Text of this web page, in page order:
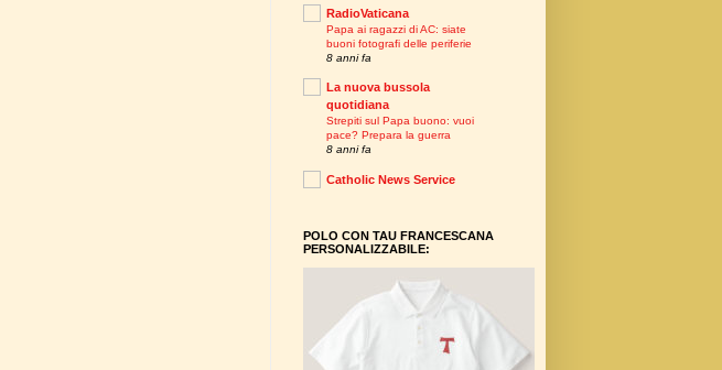
RadioVaticana
Papa ai ragazzi di AC: siate
buoni fotografi delle periferie
8 anni fa
La nuova bussola
quotidiana
Strepiti sul Papa buono: vuoi
pace? Prepara la guerra
8 anni fa
Catholic News Service
POLO CON TAU FRANCESCANA
PERSONALIZZABILE: